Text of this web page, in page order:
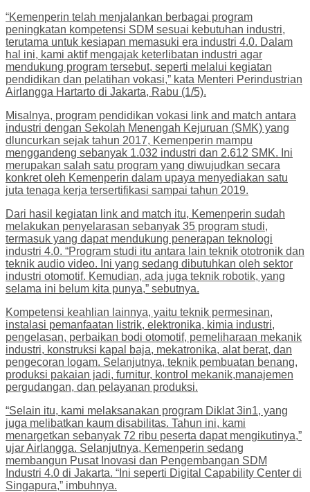
“Kemenperin telah menjalankan berbagai program
peningkatan kompetensi SDM sesuai kebutuhan industri,
terutama untuk kesiapan memasuki era industri 4.0. Dalam
hal ini, kami aktif mengajak keterlibatan industri agar
mendukung program tersebut, seperti melalui kegiatan
pendidikan dan pelatihan vokasi,” kata Menteri Perindustrian
Airlangga Hartarto di Jakarta, Rabu (1/5).
Misalnya, program pendidikan vokasi link and match antara
industri dengan Sekolah Menengah Kejuruan (SMK) yang
dluncurkan sejak tahun 2017, Kemenperin mampu
menggandeng sebanyak 1.032 industri dan 2.612 SMK. Ini
merupakan salah satu program yang diwujudkan secara
konkret oleh Kemenperin dalam upaya menyediakan satu
juta tenaga kerja tersertifikasi sampai tahun 2019.
Dari hasil kegiatan link and match itu, Kemenperin sudah
melakukan penyelarasan sebanyak 35 program studi,
termasuk yang dapat mendukung penerapan teknologi
industri 4.0. “Program studi itu antara lain teknik ototronik dan
teknik audio video. Ini yang sedang dibutuhkan oleh sektor
industri otomotif. Kemudian, ada juga teknik robotik, yang
selama ini belum kita punya,” sebutnya.
Kompetensi keahlian lainnya, yaitu teknik permesinan,
instalasi pemanfaatan listrik, elektronika, kimia industri,
pengelasan, perbaikan bodi otomotif, pemeliharaan mekanik
industri, konstruksi kapal baja, mekatronika, alat berat, dan
pengecoran logam. Selanjutnya, teknik pembuatan benang,
produksi pakaian jadi, furnitur, kontrol mekanik,manajemen
pergudangan, dan pelayanan produksi.
“Selain itu, kami melaksanakan program Diklat 3in1, yang
juga melibatkan kaum disabilitas. Tahun ini, kami
menargetkan sebanyak 72 ribu peserta dapat mengikutinya,”
ujar Airlangga. Selanjutnya, Kemenperin sedang
membangun Pusat Inovasi dan Pengembangan SDM
Industri 4.0 di Jakarta. “Ini seperti Digital Capability Center di
Singapura,” imbuhnya.